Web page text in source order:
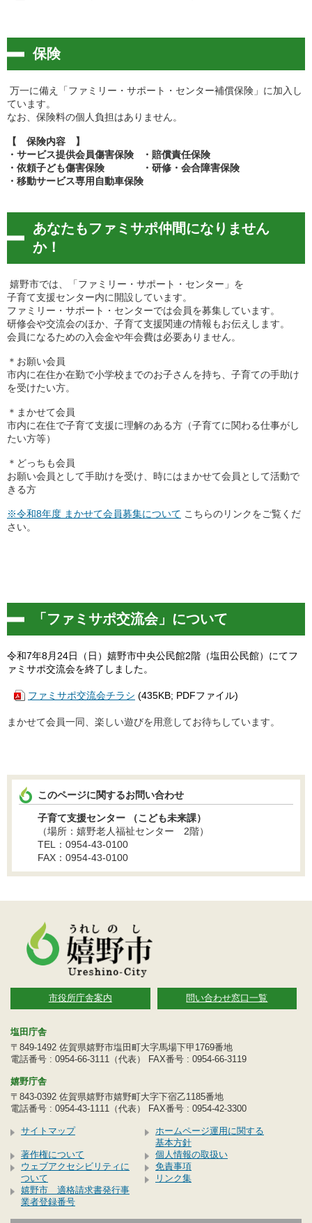
保険
万一に備え「ファミリー・サポート・センター補償保険」に加入し
ています。
なお、保険料の個人負担はありません。
【 保険内容 】
・サービス提供会員傷害保険 ・賠償責任保険
・依頼子ども傷害保険 ・研修・会合障害保険
・移動サービス専用自動車保険
あなたもファミサポ仲間になりません
か！
嬉野市では、「ファミリー・サポート・センター」を
子育て支援センター内に開設しています。
ファミリー・サポート・センターでは会員を募集しています。
研修会や交流会のほか、子育て支援関連の情報もお伝えします。
会員になるための入会金や年会費は必要ありません。
＊お願い会員
市内に在住か在勤で小学校までのお子さんを持ち、子育ての手助け
を受けたい方。
＊まかせて会員
市内に在住で子育て支援に理解のある方（子育てに関わる仕事がし
たい方等）
＊どっちも会員
お願い会員として手助けを受け、時にはまかせて会員として活動で
きる方
※令和8年度 まかせて会員募集について こちらのリンクをご覧くだ
さい。
「ファミサポ交流会」について
令和7年8月24日（日）嬉野市中央公民館2階（塩田公民館）にてフ
ァミサポ交流会を終了しました。
ファミサポ交流会チラシ (435KB; PDFファイル)
まかせて会員一同、楽しい遊びを用意してお待ちしています。
このページに関するお問い合わせ
子育て支援センター
（こども未来課）
（場所： 嬉野老人福祉センター 2階）
TEL：0954-43-0100
FAX：0954-43-0100
市役所庁舎案内 問い合わせ窓口一覧
塩田庁舎
〒849-1492 佐賀県嬉野市塩田町大字馬場下甲1769番地
電話番号 : 0954-66-3111（代表） FAX番号 : 0954-66-3119
嬉野庁舎
〒843-0392 佐賀県嬉野市嬉野町大字下宿乙1185番地
電話番号 : 0954-43-1111（代表） FAX番号 : 0954-42-3300
サイトマップ
ホームページ運用に関する
基本方針
著作権について
個人情報の取扱い
ウェブアクセシビリティに
ついて
免責事項
リンク集
嬉野市 適格請求書発行事
業者登録番号